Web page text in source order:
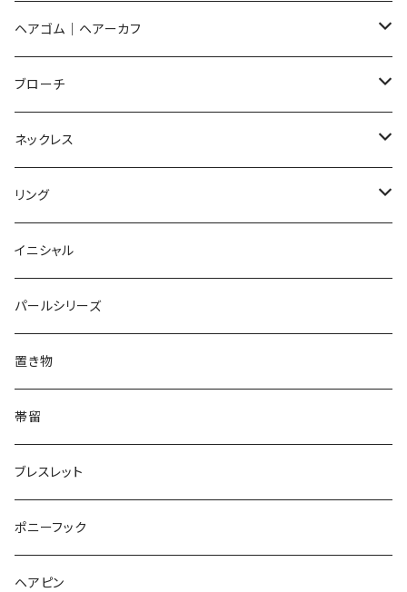
イヤリング
ノンホールピアス
ヘアゴム
ブローチ
ネックレス
リング
ピアス
Flower
Dot
てんとう虫
pattern
ノンホールピアス
Flower
Dot
Bubble
Animal
イヤリング
Flower
Round
Triangle
食品
ヘアゴム｜ヘアーカフ
Flower
Round
Square
てんとう虫
Animal
うさぎ
パンダ
鏡
Pattern
マーメイド
雲
月
ブローチ
Flower
Animal
猫
犬
くま
Lips
鏡
Pattern
house
bag
フルーツ
さくらんぼ
てんとう虫
ネックレス
Flower
Animal
てんとう虫
Food
Pattern
ガラス
カメラ
リボン
リング
Flower
Round
てんとう虫
animal
lip
フルーツ
パン
イニシャル
パールシリーズ
置き物
帯留
ブレスレット
ポニーフック
ヘアピン